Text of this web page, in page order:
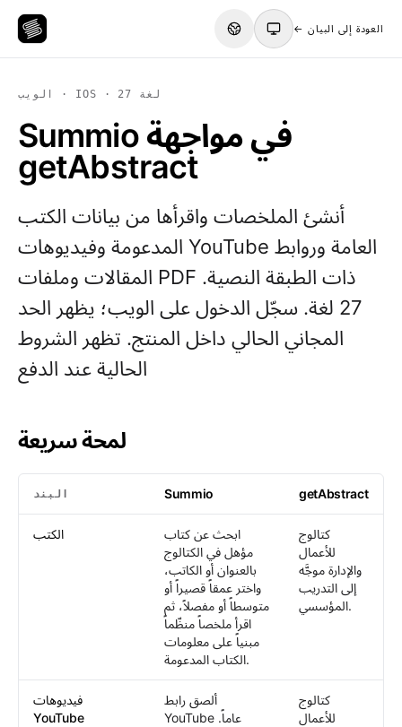
← العودة إلى البيان
الويب · IOS · 27 لغة
Summio في مواجهة
getAbstract
أنشئ الملخصات واقرأها من بيانات الكتب
المدعومة وفيديوهات YouTube العامة وروابط
المقالات وملفات PDF ذات الطبقة النصية.
27 لغة. سجّل الدخول على الويب؛ يظهر الحد
المجاني الحالي داخل المنتج. تظهر الشروط
الحالية عند الدفع
لمحة سريعة
البند Summio getAbstract
الكتب
ابحث عن كتاب
مؤهل في الكتالوج
بالعنوان أو الكاتب،
واختر عمقاً قصيراً أو
متوسطاً أو مفصلاً، ثم
اقرأ ملخصاً منظّماً
مبنياً على معلومات
الكتاب المدعومة.
كتالوج
للأعمال
والإدارة موجَّه
إلى التدريب
المؤسسي.
فيديوهات
YouTube
ألصق رابط
YouTube عاماً.
كتالوج
للأعمال